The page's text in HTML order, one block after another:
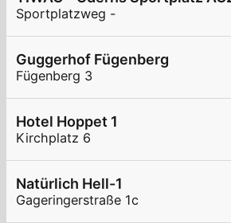
Sportplatzweg -
Guggerhof Fügenberg
Fügenberg 3
Hotel Hoppet 1
Kirchplatz 6
Natürlich Hell-1
Gageringerstraße 1c